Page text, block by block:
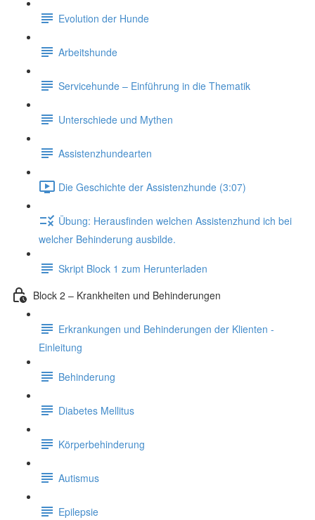
Evolution der Hunde
Arbeitshunde
Servicehunde – Einführung in die Thematik
Unterschiede und Mythen
Assistenzhundearten
Die Geschichte der Assistenzhunde (3:07)
Übung: Herausfinden welchen Assistenzhund ich bei
welcher Behinderung ausbilde.
Skript Block 1 zum Herunterladen
Block 2 – Krankheiten und Behinderungen
Erkrankungen und Behinderungen der Klienten -
Einleitung
Behinderung
Diabetes Mellitus
Körperbehinderung
Autismus
Epilepsie